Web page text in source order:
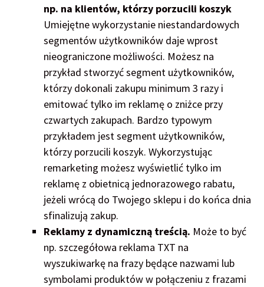
np. na klientów, którzy porzucili koszyk
Umiejętne wykorzystanie niestandardowych
segmentów użytkowników daje wprost
nieograniczone możliwości. Możesz na
przykład stworzyć segment użytkowników,
którzy dokonali zakupu minimum 3 razy i
emitować tylko im reklamę o zniżce przy
czwartych zakupach. Bardzo typowym
przykładem jest segment użytkowników,
którzy porzucili koszyk. Wykorzystując
remarketing możesz wyświetlić tylko im
reklamę z obietnicą jednorazowego rabatu,
jeżeli wrócą do Twojego sklepu i do końca dnia
sfinalizują zakup.
Reklamy z dynamiczną treścią. Może to być
np. szczegółowa reklama TXT na
wyszukiwarkę na frazy będące nazwami lub
symbolami produktów w połączeniu z frazami